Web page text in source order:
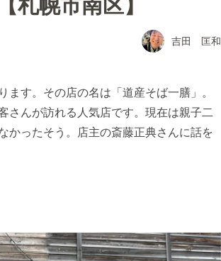
札幌市南区】
吉田 匡和
す。その店の名は「道産そば一膳」。
さんが訪れる人気店です。現在は親子二
かったそう。店主の斎藤正典さんに話を